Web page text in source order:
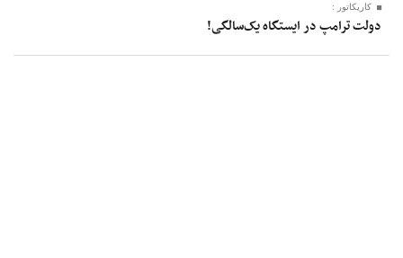
کاریکاتور :
دولت ترامپ در ایستگاه یک‌سالگی!